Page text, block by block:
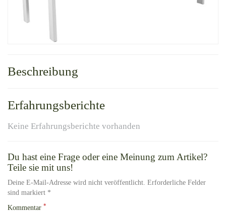
Beschreibung
Erfahrungsberichte
Keine Erfahrungsberichte vorhanden
Du hast eine Frage oder eine Meinung zum Artikel?
Teile sie mit uns!
Deine E-Mail-Adresse wird nicht veröffentlicht. Erforderliche Felder
sind markiert *
Kommentar *